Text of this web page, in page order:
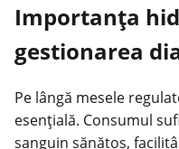
Importanța
gestionarea
Pe lângă mesele
esențială. Consumul
sanguin sănătos,